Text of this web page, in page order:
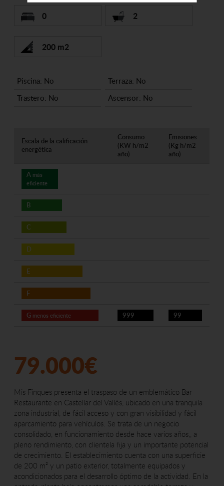
0 2
200 m2
Piscina: No
Terraza: No
Trastero: No
Ascensor: No
Escala de la calificación
energética
Consumo
(KW h/m2
año)
Emisiones
(Kg h/m2
año)
A más
eficiente
B
C
D
E
F
G menos eficiente 999 99
79.000€
Mis Finques presenta el traspaso de un emblemático Bar
Restaurante en Castellar del Vallès, ubicado en una tranquila
zona industrial, de fácil acceso y con gran visibilidad y fácil
aparcamiento para vehículos. Se trata de un negocio
consolidado, en funcionamiento desde hace varios años,, a
pleno rendimiento, con clientela fija y un importante potencial
de crecimiento. El establecimiento cuenta con una superficie
de 200 m² y un patio exterior, totalmente equipados y
acondicionados para el desarrollo óptimo de la actividad. En la